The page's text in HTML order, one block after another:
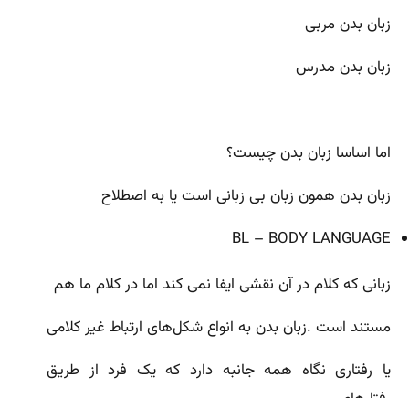
زبان بدن مربی
زبان بدن مدرس
اما اساسا زبان بدن چیست؟
زبان بدن همون زبان بی زبانی است یا به اصطلاح
BL – BODY LANGUAGE
زبانی که کلام در آن نقشی ایفا نمی کند اما در کلام ما هم
مستند است .زبان بدن به انواع شکل‌های ارتباط غیر کلامی
یا رفتاری نگاه همه جانبه دارد که یک فرد از طریق